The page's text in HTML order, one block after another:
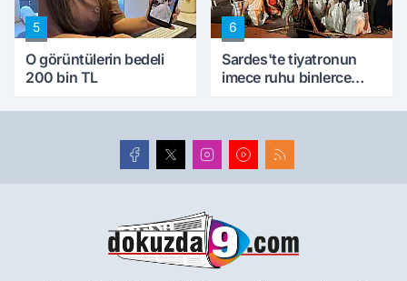
5
O görüntülerin bedeli
200 bin TL
6
Sardes'te tiyatronun
imece ruhu binlerce